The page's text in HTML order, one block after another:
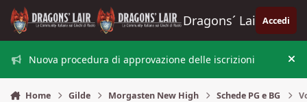
Vai al contenuto
Dragons´ Lair Accedi
Nuova procedura di approvazione delle iscrizioni
Home Gilde Morgasten New High Schede PG e BG